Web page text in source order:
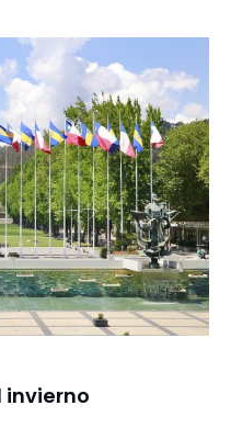
invierno